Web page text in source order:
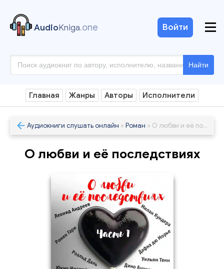
AudioKniga.one
Найти
Войти
Главная Жанры Авторы Исполнители
Аудиокниги слушать онлайн » Роман » О любви и её последствиях
О любви и её последствиях